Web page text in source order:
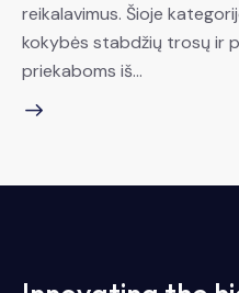
reikalavimus. Šioje
kokybės stabdžių trosų ir
priekaboms iš…